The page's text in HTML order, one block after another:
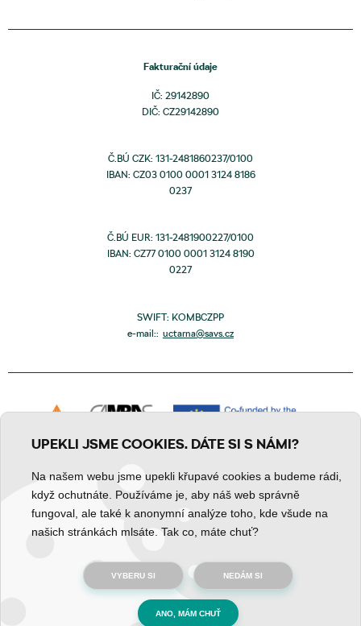
Fakturační údaje
IČ: 29142890
DIČ: CZ29142890
Č.BÚ CZK: 131-2481860237/0100
IBAN: CZ03 0100 0001 3124 8186
0237
Č.BÚ EUR: 131-2481900227/0100
IBAN: CZ77 0100 0001 3124 8190
0227
SWIFT: KOMBCZPP
e-mail:: uctarna@savs.cz
© 2025, ŠAVŠ všechna práva vyhrazena
Zpracování osobních údajů Prohlášení o obsahu
UPEKLI JSME COOKIES. DÁTE SI S NÁMI?
Na našem webu jsme upekli křupavé cookies a budeme rádi,
když ochutnáte. Používáme je, aby náš web správně
fungoval, ale také k anonymní analýze toho, kde všude na
našich stránkách mlsáte. Tak co, máte chuť?
VYBERU SI NEDÁM SI
ANO, MÁM CHUŤ